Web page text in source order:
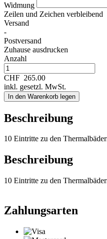
Widmung
Zeilen und Zeichen verbleibend
Versand
-
Postversand
Zuhause ausdrucken
Anzahl
CHF 265.00
inkl. gesetzl. MwSt.
In den Warenkorb legen
Beschreibung
10 Eintritte zu den
Beschreibung
10 Eintritte zu den
Zahlungsarten